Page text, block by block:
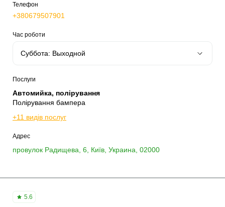
Телефон
+380679507901
Час роботи
Послуги
Автомийка, полірування
Полірування бампера
+11 видів послуг
Адрес
провулок Радищева, 6, Київ, Украина, 02000
5.6